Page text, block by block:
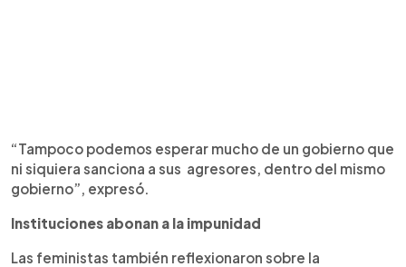
“Tampoco podemos esperar mucho de un gobierno que
ni siquiera sanciona a sus agresores, dentro del mismo
gobierno”, expresó.
Instituciones abonan a la impunidad
Las feministas también reflexionaron sobre la